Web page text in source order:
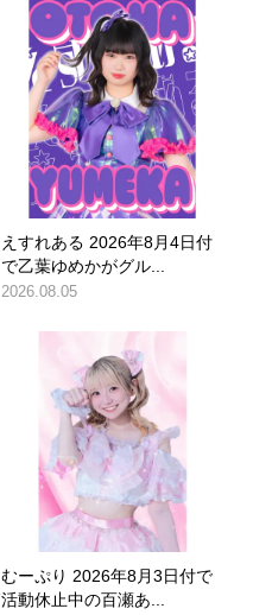
えすれある 2026年8月4日付
で乙葉ゆめかがグル...
2026.08.05
むーぷり 2026年8月3日付で
活動休止中の百瀬あ...